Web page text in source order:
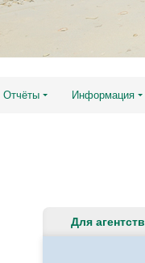
Отчёты Информация
Для агентств